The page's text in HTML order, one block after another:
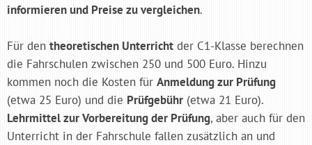
informieren und Preise zu vergleichen.
Für den theoretischen Unterricht der C1-Klasse berechnen
die Fahrschulen zwischen 250 und 500 Euro. Hinzu
kommen noch die Kosten für Anmeldung zur Prüfung
(etwa 25 Euro) und die Prüfgebühr (etwa 21 Euro).
Lehrmittel zur Vorbereitung der Prüfung, aber auch für den
Unterricht in der Fahrschule fallen zusätzlich an und